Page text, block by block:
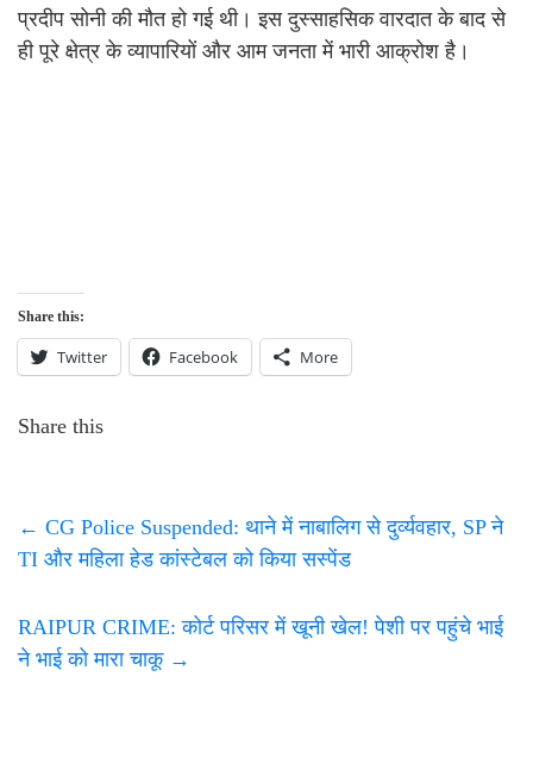
प्रदीप सोनी की मौत हो गई थी। इस दुस्साहसिक वारदात के बाद से
ही पूरे क्षेत्र के व्यापारियों और आम जनता में भारी आक्रोश है।
Share this:
Twitter Facebook More
Share this
← CG Police Suspended: थाने में नाबालिग से दुर्व्यवहार, SP ने
TI और महिला हेड कांस्टेबल को किया सस्पेंड
RAIPUR CRIME: कोर्ट परिसर में खूनी खेल! पेशी पर पहुंचे भाई
ने भाई को मारा चाकू →